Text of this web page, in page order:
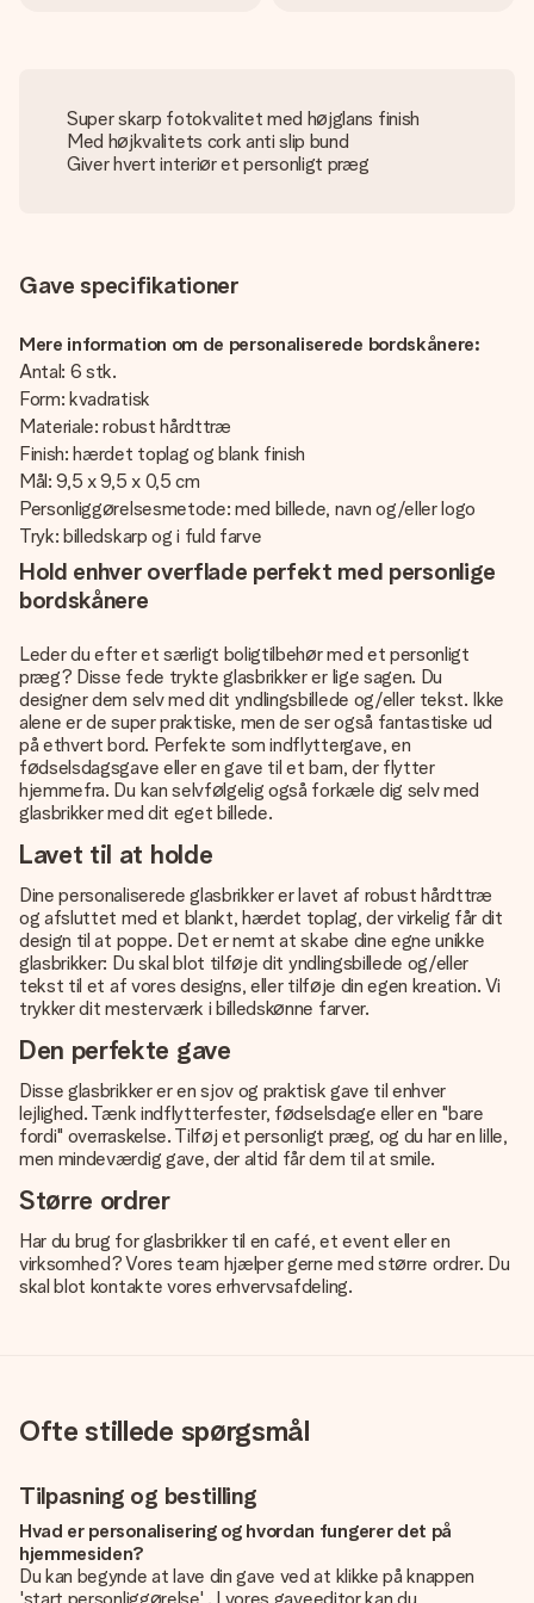
Super skarp fotokvalitet med højglans finish
Med højkvalitets cork anti slip bund
Giver hvert interiør et personligt præg
Gave specifikationer
Mere information om de personaliserede bordskånere:
Antal: 6 stk.
Form: kvadratisk
Materiale: robust hårdttræ
Finish: hærdet toplag og blank finish
Mål: 9,5 x 9,5 x 0,5 cm
Personliggørelsesmetode: med billede, navn og/eller logo
Tryk: billedskarp og i fuld farve
Hold enhver overflade perfekt med personlige
bordskånere
Leder du efter et særligt boligtilbehør med et personligt
præg? Disse fede trykte glasbrikker er lige sagen. Du
designer dem selv med dit yndlingsbillede og/eller tekst. Ikke
alene er de super praktiske, men de ser også fantastiske ud
på ethvert bord. Perfekte som indflyttergave, en
fødselsdagsgave eller en gave til et barn, der flytter
hjemmefra. Du kan selvfølgelig også forkæle dig selv med
glasbrikker med dit eget billede.
Lavet til at holde
Dine personaliserede glasbrikker er lavet af robust hårdttræ
og afsluttet med et blankt, hærdet toplag, der virkelig får dit
design til at poppe. Det er nemt at skabe dine egne unikke
glasbrikker: Du skal blot tilføje dit yndlingsbillede og/eller
tekst til et af vores designs, eller tilføje din egen kreation. Vi
trykker dit mesterværk i billedskønne farver.
Den perfekte gave
Disse glasbrikker er en sjov og praktisk gave til enhver
lejlighed. Tænk indflytterfester, fødselsdage eller en "bare
fordi" overraskelse. Tilføj et personligt præg, og du har en lille,
men mindeværdig gave, der altid får dem til at smile.
Større ordrer
Har du brug for glasbrikker til en café, et event eller en
virksomhed? Vores team hjælper gerne med større ordrer. Du
skal blot kontakte vores erhvervsafdeling.
Ofte stillede spørgsmål
Tilpasning og bestilling
Hvad er personalisering og hvordan fungerer det på
hjemmesiden?
Du kan begynde at lave din gave ved at klikke på knappen